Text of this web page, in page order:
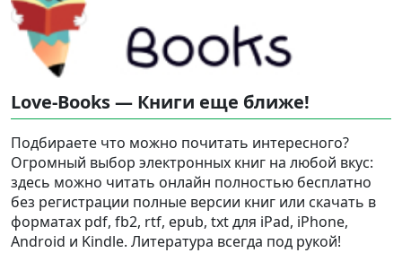
Love-Books — Книги еще ближе!
Подбираете что можно почитать интересного?
Огромный выбор электронных книг на любой вкус:
здесь можно читать онлайн полностью бесплатно
без регистрации полные версии книг или скачать в
форматах pdf, fb2, rtf, epub, txt для iPad, iPhone,
Android и Kindle. Литература всегда под рукой!